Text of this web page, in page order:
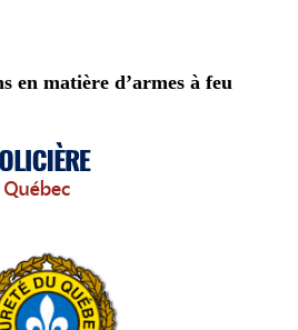
en matière d’armes à feu